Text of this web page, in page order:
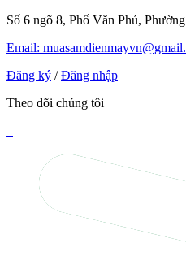
Số 6 ngõ 8, Phố Văn Phú,
Email:
Đăng ký / Đăng nhập
Theo dõi chúng tôi